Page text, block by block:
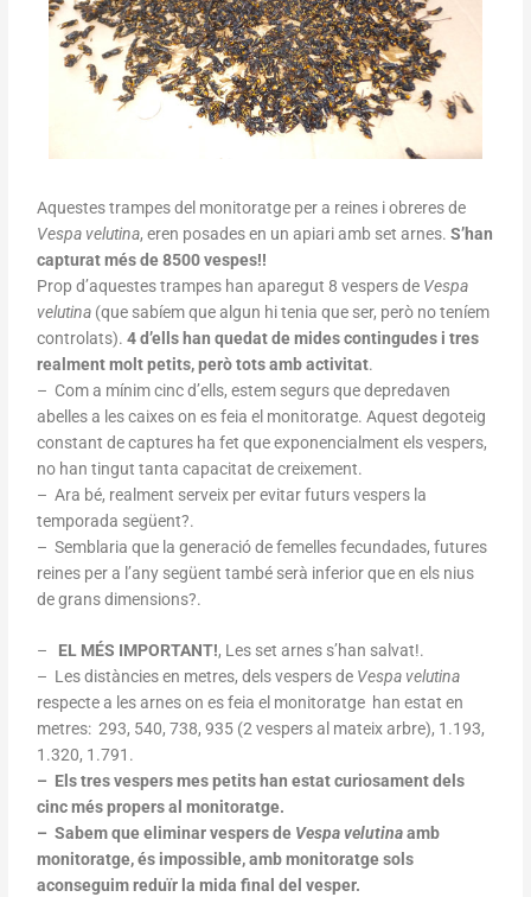
Aquestes trampes del monitoratge per a reines i obreres de
Vespa velutina, eren posades en un apiari amb set arnes.S’han
capturat més de 8500 vespes!!
Prop d’aquestes trampes han aparegut 8 vespers de Vespa
velutina (que sabíem que algun hi tenia que ser, però no teníem
controlats).4 d’ells han quedat de mides contingudes i tres
realment molt petits, però tots amb activitat.
– Com a mínim cinc d’ells, estem segurs que depredaven
abelles a les caixes on es feia el monitoratge. Aquest degoteig
constant de captures ha fet que exponencialment els vespers,
no han tingut tanta capacitat de creixement.
– Ara bé, realment serveix per evitar futurs vespers la
temporada següent?.
– Semblaria que la generació de femelles fecundades, futures
reines per a l’any següent també serà inferior que en els nius
de grans dimensions?.
– EL MÉS IMPORTANT!, Les set arnes s’han salvat!.
– Les distàncies en metres, dels vespers de Vespa velutina
respecte a les arnes on es feia el monitoratge han estat en
metres: 293, 540, 738, 935 (2 vespers al mateix arbre), 1.193,
1.320, 1.791.
– Els tres vespers mes petits han estat curiosament dels
cinc més propers al monitoratge.
– Sabem que eliminar vespers de Vespa velutinaamb
monitoratge, és impossible, amb monitoratge sols
aconseguim reduïr la mida final del vesper.